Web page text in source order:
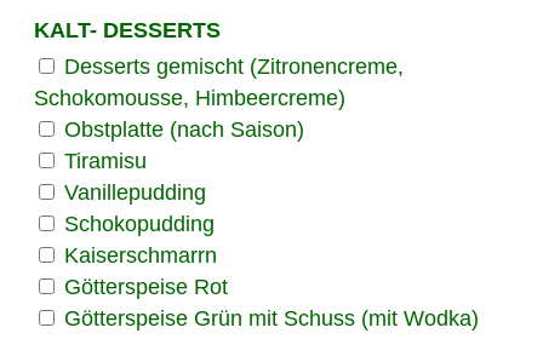
KALT- DESSERTS
Desserts gemischt (Zitronencreme,
Schokomousse, Himbeercreme)
Obstplatte (nach Saison)
Tiramisu
Vanillepudding
Schokopudding
Kaiserschmarrn
Götterspeise Rot
Götterspeise Grün mit Schuss (mit Wodka)